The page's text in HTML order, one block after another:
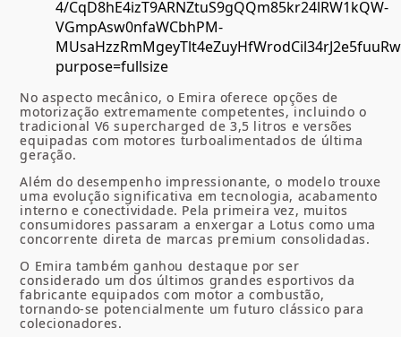
No aspecto mecânico, o Emira oferece opções de
motorização extremamente competentes, incluindo o
tradicional V6 supercharged de 3,5 litros e versões
equipadas com motores turboalimentados de última
geração.
Além do desempenho impressionante, o modelo trouxe
uma evolução significativa em tecnologia, acabamento
interno e conectividade. Pela primeira vez, muitos
consumidores passaram a enxergar a Lotus como uma
concorrente direta de marcas premium consolidadas.
O Emira também ganhou destaque por ser
considerado um dos últimos grandes esportivos da
fabricante equipados com motor a combustão,
tornando-se potencialmente um futuro clássico para
colecionadores.